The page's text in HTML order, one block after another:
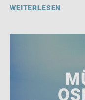
WEITERLESEN